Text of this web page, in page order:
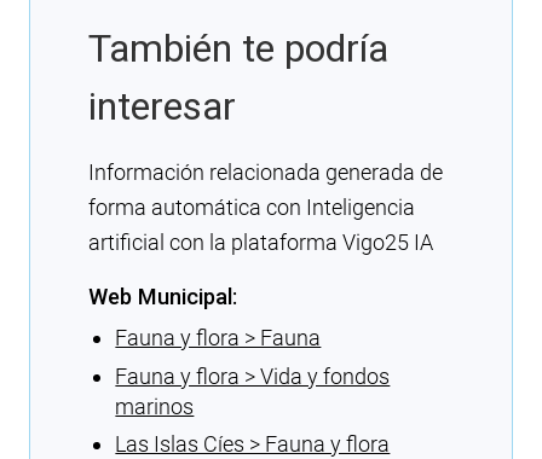
También te podría
interesar
Información relacionada generada de
forma automática con Inteligencia
artificial con la plataforma Vigo25 IA
Web Municipal:
Fauna y flora > Fauna
Fauna y flora > Vida y fondos
marinos
Las Islas Cíes > Fauna y flora